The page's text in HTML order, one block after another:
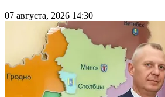
07 августа, 2026 14:30